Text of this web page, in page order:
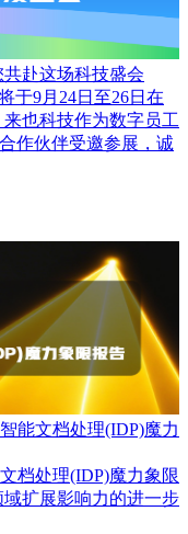
赴这场科技盛会
于9月24日至26日在
也科技作为数字员工
作伙伴受邀参展，诚
能文档处理(IDP)魔力
档处理(IDP)魔力象限
扩展影响力的进一步